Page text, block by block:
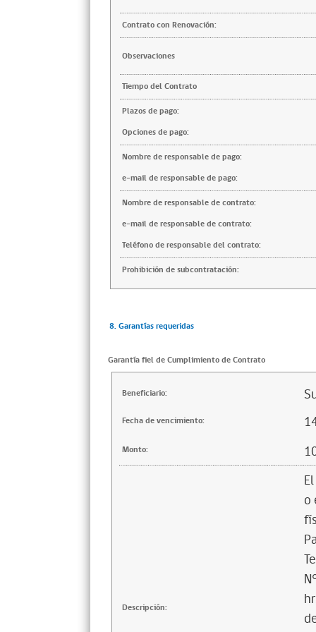
Contrato con Renovación:
Observaciones
Tiempo del Contrato
Plazos de pago:
Opciones de pago:
Nombre de responsable de pago:
e-mail de responsable de pago:
Nombre de responsable de contrato:
e-mail de responsable de contrato:
Teléfono de responsable del contrato:
Prohibición de subcontratación:
8. Garantías requeridas
Garantía fiel de Cumplimiento de Contrato
Beneficiario:
Fecha de vencimiento:
Monto:
Descripción:
o